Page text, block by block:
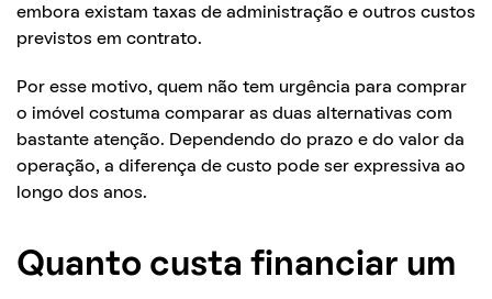
embora existam taxas de administração e outros custos
previstos em contrato.
Por esse motivo, quem não tem urgência para comprar
o imóvel costuma comparar as duas alternativas com
bastante atenção. Dependendo do prazo e do valor da
operação, a diferença de custo pode ser expressiva ao
longo dos anos.
Quanto custa financiar um